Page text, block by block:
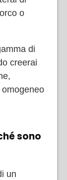
o
di
creerai
omogeneo
sono
un